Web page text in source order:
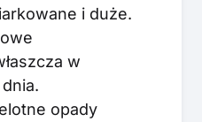
i duże.
w
opady